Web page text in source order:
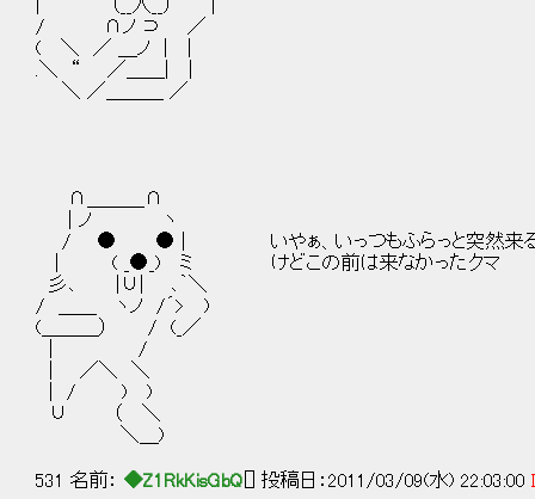
| （__人__） |
/ ∩ノ ⊃ ／
( ＼ ／ ＿ノ | |
.＼ “ ／＿＿| |
＼ ／＿＿＿ ／
∩＿＿＿∩
| ノ ヽ
/ ● ● | いやぁ、いっつもふらっと突然来る
| ( _●_) ミ けどこの前は来なかったクマ
彡､ |∪| ､｀＼
/ ＿＿ ヽノ /´> )
(＿＿＿） / (_／
| /
| ／＼ ＼
| / ) )
∪ （ ＼
＼＿)
531 名前： ◆Z1RkKisGbQ [] 投稿日：2011/03/09(水) 22:03:00